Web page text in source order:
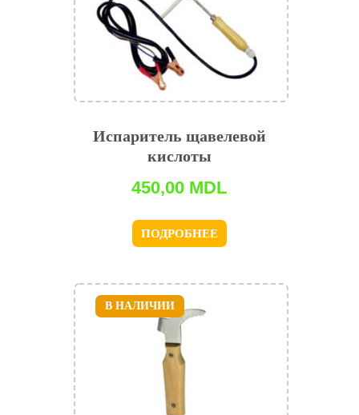
Испаритель щавелевой
кислоты
450,00 MDL
ПОДРОБНЕЕ
В НАЛИЧИИ